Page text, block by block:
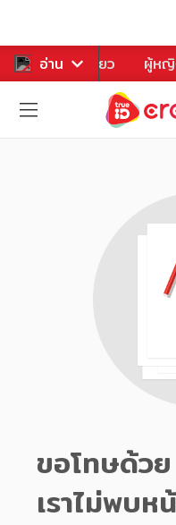
อ่าน
หาร ท่องเที่ยว ผู้ห
ขอโทษด้วย
เราไม่พบ